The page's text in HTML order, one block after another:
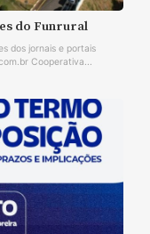
do Funrural
dos jornais e portais
Cooperativa...